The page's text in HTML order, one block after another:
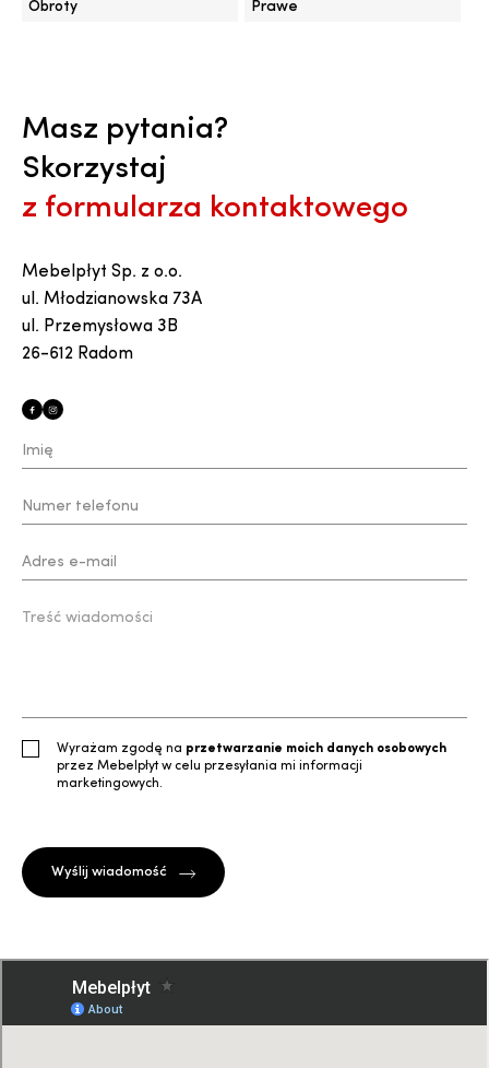
Obroty Prawe
Masz pytania?
Skorzystaj
z formularza kontaktowego
Mebelpłyt Sp. z o.o.
ul. Młodzianowska 73A
ul. Przemysłowa 3B
26-612 Radom
Wyrażam zgodę na przetwarzanie moich danych osobowych
przez Mebelpłyt w celu przesyłania mi informacji
marketingowych.